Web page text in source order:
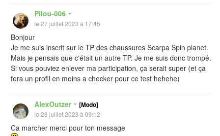
Pilou-006
le 27 juillet 2023 à 17:45
Bonjour
Je me suis inscrit sur le TP des chaussures Scarpa Spin planet.
Mais je pensais que c'était un autre TP. Je me suis donc trompé.
Si vous pouviez enlever ma participation, ça serait super (et ça
fera un profil en moins a checker pour ce test hehehe)
AlexOutzer [Modo]
le 28 juillet 2023 à 09:12
Ca marcher merci pour ton message